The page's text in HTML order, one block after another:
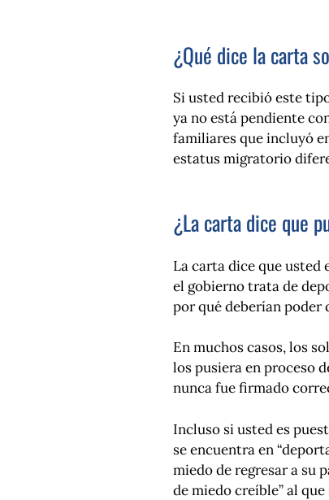
¿Qué dice la carta
Si usted recibió este
ya no está pendiente
familiares que incluyó
estatus migratorio
¿La carta dice que
La carta dice que usted
el gobierno trata de
por qué deberían poder
En muchos casos, los
los pusiera en proceso
nunca fue firmado
Incluso si usted es
se encuentra en
miedo de regresar a su
de miedo creíble” al